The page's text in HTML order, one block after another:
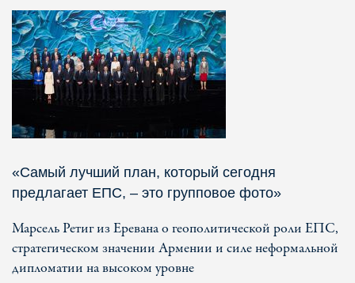
«Самый лучший план, который сегодня
предлагает ЕПС, – это групповое фото»
Марсель Ретиг из Еревана о геополитической роли ЕПС,
стратегическом значении Армении и силе неформальной
дипломатии на высоком уровне